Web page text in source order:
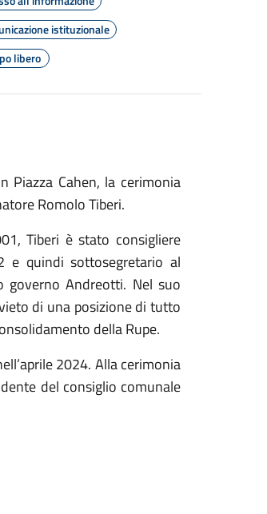
istituzionale
libero
Piazza Cahen, la cerimonia
Romolo Tiberi.
Tiberi è stato consigliere
e quindi sottosegretario al
governo Andreotti. Nel suo
di una posizione di tutto
della Rupe.
2024. Alla cerimonia
del consiglio comunale